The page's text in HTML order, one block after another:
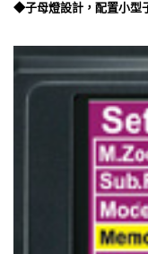
◆子母燈設計，配置小型